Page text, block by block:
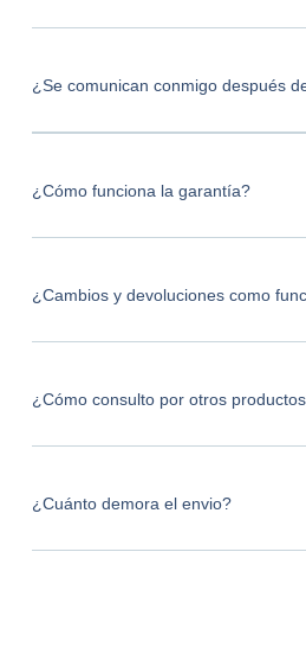
¿Se comunican conmigo después
¿Cómo funciona la garantía?
¿Cambios y devoluciones como
¿Cómo consulto por otros
¿Cuánto demora el envio?